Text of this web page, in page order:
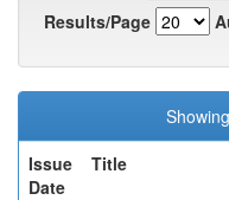
Results/Page
Issue
Date
Title